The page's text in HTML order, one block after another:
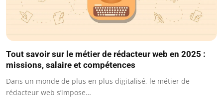
Tout savoir sur le métier de rédacteur web en 2025 :
missions, salaire et compétences
Dans un monde de plus en plus digitalisé, le métier de
rédacteur web s’impose…